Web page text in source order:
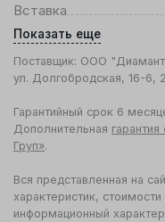
Вставка
Показать еще
Поставщик: ООО
ул. Долгобродская, 16-6,
Гарантийный срок 6
Дополнительная
Груп».
Вся представленная на
характеристик,
информационный